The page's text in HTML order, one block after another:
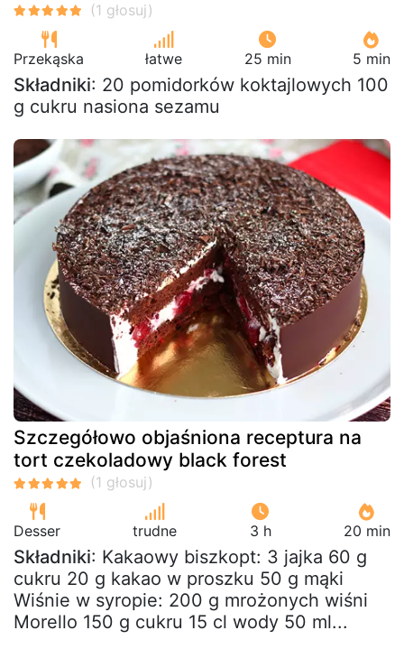
Przekąska łatwe 25 min 5 min
Składniki: 20 pomidorków koktajlowych 100
g cukru nasiona sezamu
Szczegółowo objaśniona receptura na
tort czekoladowy black forest
Desser trudne 3 h 20 min
Składniki: Kakaowy biszkopt: 3 jajka 60 g
cukru 20 g kakao w proszku 50 g mąki
Wiśnie w syropie: 200 g mrożonych wiśni
Morello 150 g cukru 15 cl wody 50 ml...